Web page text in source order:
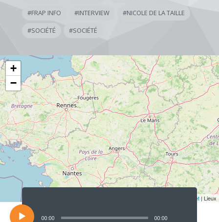
#FRAP INFO #INTERVIEW #NICOLE DE LA TAILLE
#SOCIÉTÉ #SOCIÉTÉ
+
−
Leaflet | Lieux
Lecteur
audio
00:00 00:00